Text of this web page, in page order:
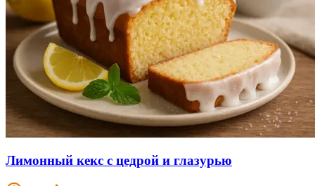
Лимонный кекс с цедрой и глазурью